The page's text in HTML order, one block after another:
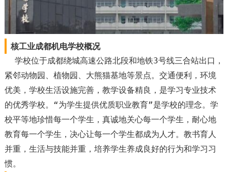
核工业成都机电学校概况
学校位于成都绕城高速公路北段和地铁3号线三合站出口，
紧邻动物园、植物园、大熊猫基地等景点。交通便利，环境
优美，学校生活设施完善，教学设备精良，是学习专业技术
的优秀学校。“为学生提供优质职业教育”是学校的理念。学
校平等地珍惜每一个学生，真诚地关心每一个学生，耐心地
教育每一个学生，决心让每一个学生都成为人才。教书育人
并重，生活与技能并重，培养学生养成良好的行为和学习习
惯。